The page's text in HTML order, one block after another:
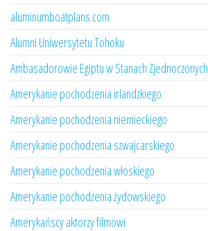
aluminumboatplans.com
Alumni Uniwersytetu Tohoku
Ambasadorowie Egiptu w Stanach Zjednoczonych
Amerykanie pochodzenia irlandzkiego
Amerykanie pochodzenia niemieckiego
Amerykanie pochodzenia szwajcarskiego
Amerykanie pochodzenia włoskiego
Amerykanie pochodzenia żydowskiego
Amerykańscy aktorzy filmowi